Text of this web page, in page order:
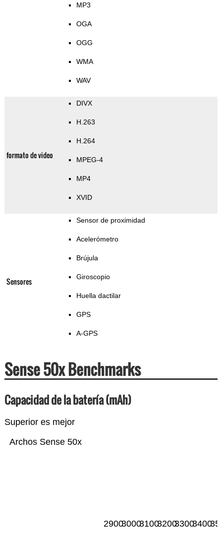
MP3
OGA
OGG
WMA
WAV
formato de video
DIVX
H.263
H.264
MPEG-4
MP4
XVID
Sensores
Sensor de proximidad
Acelerómetro
Brújula
Giroscopio
Huella dactilar
GPS
A-GPS
Sense 50x Benchmarks
Capacidad de la batería (mAh)
Superior es mejor
Archos Sense 50x
290030003100320033003400